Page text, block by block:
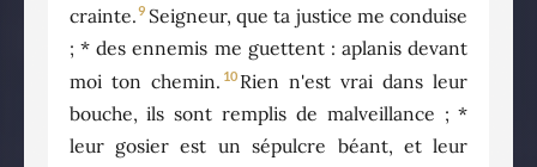
crainte.9 Seigneur, que ta justice me conduise
; * des ennemis me guettent : aplanis devant
moi ton chemin. 10 Rien n'est vrai dans leur
bouche, ils sont remplis de malveillance ; *
leur gosier est un sépulcre béant, et leur